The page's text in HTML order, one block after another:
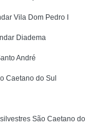
Vila Dom Pedro I
Diadema
André
Caetano do Sul
São Caetano do